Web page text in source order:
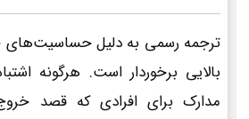
ترجمه رسمی به دلیل
بالایی برخوردار است. هرگونه
مدارک برای افرادی که قصد